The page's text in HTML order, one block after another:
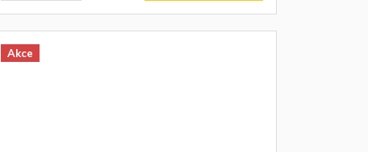
Akce